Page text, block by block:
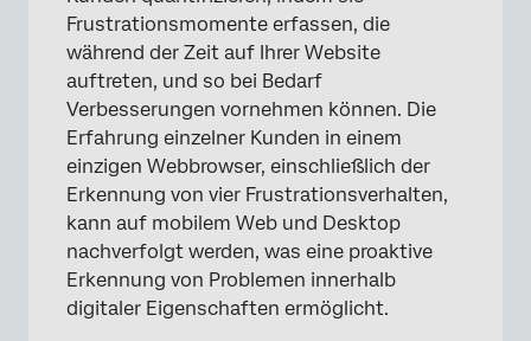
FAQs
Frustrationsmomente erfassen, die
während der Zeit auf Ihrer Website
auftreten, und so bei Bedarf
Verbesserungen vornehmen können. Die
Erfahrung einzelner Kunden in einem
einzigen Webbrowser, einschließlich der
Erkennung von vier Frustrationsverhalten,
kann auf mobilem Web und Desktop
nachverfolgt werden, was eine proaktive
Erkennung von Problemen innerhalb
digitaler Eigenschaften ermöglicht.